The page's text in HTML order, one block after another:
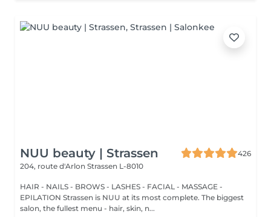
NUU beauty | Strassen
426
204, route d'Arlon Strassen L-8010
HAIR - NAILS - BROWS - LASHES - FACIAL - MASSAGE -
EPILATION Strassen is NUU at its most complete. The biggest
salon, the fullest menu - hair, skin, n...